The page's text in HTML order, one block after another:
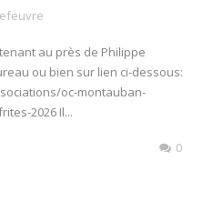
au près de Philippe
ou bien sur lien ci-dessous:
oc-montauban-
2026 Il...
0